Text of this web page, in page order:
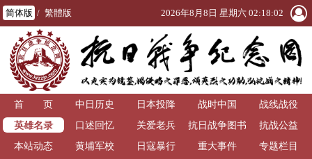
简体版 / 繁體版 2026年8月8日 星期六 02:18:02
首 页 中日历史 日本投降 战时中国
战线战役
英雄名录
口述回忆 关爱老兵
抗日战争图书
馆
抗战公益
本站动态
黄埔军校 日寇暴行 重大事件
专题栏目